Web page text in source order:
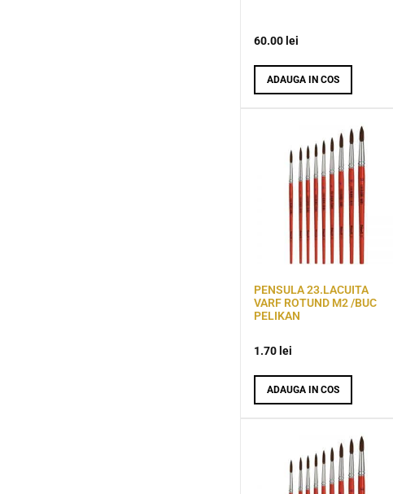
60.00 lei
ADAUGA IN COS
PENSULA 23.LACUITA
VARF ROTUND M2 /BUC
PELIKAN
1.70lei
ADAUGA IN COS